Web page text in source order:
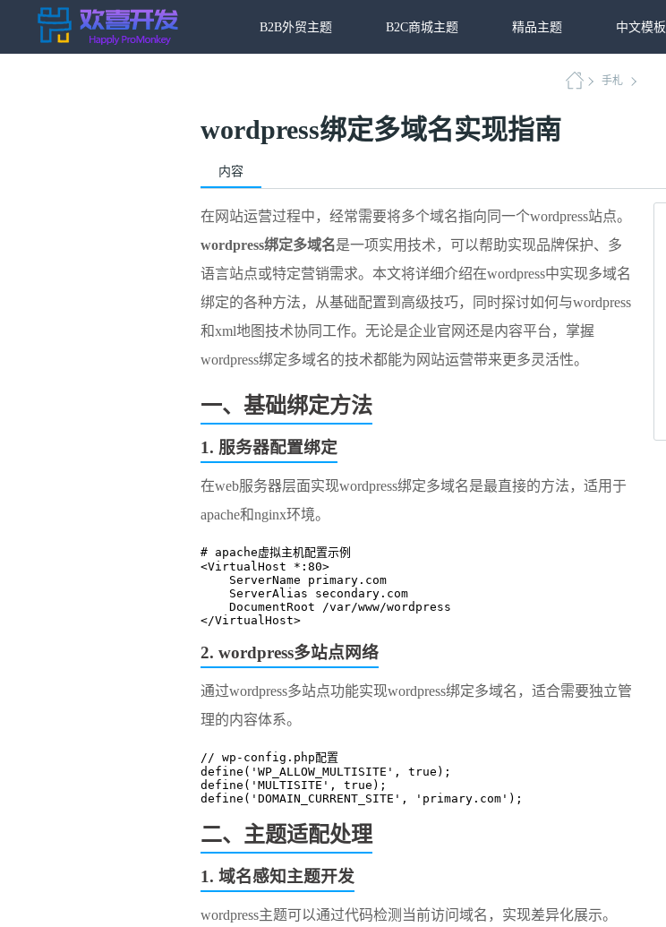
B2B外贸主题 B2C商城主题 精品主题 中文模板
手札
wordpress绑定多域名实现指南
内容
在网站运营过程中，经常需要将多个域名指向同一个wordpress站点。
wordpress绑定多域名是一项实用技术，可以帮助实现品牌保护、多
语言站点或特定营销需求。本文将详细介绍在wordpress中实现多域名
绑定的各种方法，从基础配置到高级技巧，同时探讨如何与wordpress
和xml地图技术协同工作。无论是企业官网还是内容平台，掌握
wordpress绑定多域名的技术都能为网站运营带来更多灵活性。
一、基础绑定方法
1. 服务器配置绑定
在web服务器层面实现wordpress绑定多域名是最直接的方法，适用于
apache和nginx环境。
# apache虚拟主机配置示例
<VirtualHost *:80>
    ServerName primary.com
    ServerAlias secondary.com
    DocumentRoot /var/www/wordpress
</VirtualHost>
2. wordpress多站点网络
通过wordpress多站点功能实现wordpress绑定多域名，适合需要独立管
理的内容体系。
// wp-config.php配置
define('WP_ALLOW_MULTISITE', true);
define('MULTISITE', true);
define('DOMAIN_CURRENT_SITE', 'primary.com');
二、主题适配处理
1. 域名感知主题开发
wordpress主题可以通过代码检测当前访问域名，实现差异化展示。